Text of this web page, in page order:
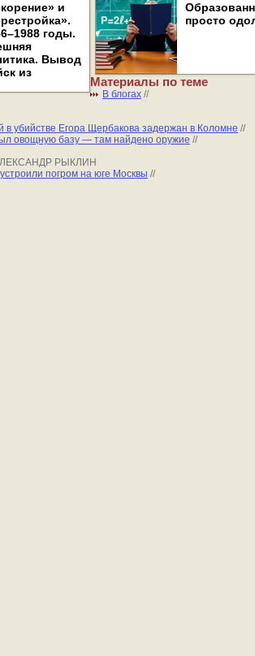
и
годы.
Вывод
из
просто
Материалы по теме
В блогах //
в убийстве Егора Щербакова задержан в Коломне //
овощную базу — там найдено оружие //
РЫКЛИН
погром на юге Москвы //